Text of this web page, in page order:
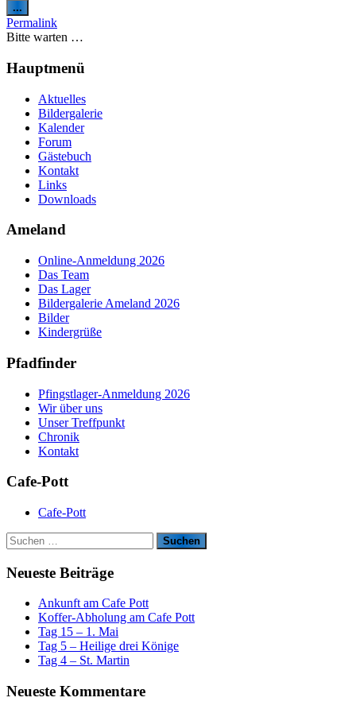
...
Metabox
ein-/ausblenden.
Permalink
Bitte warten …
Hauptmenü
Aktuelles
Bildergalerie
Kalender
Forum
Gästebuch
Kontakt
Links
Downloads
Ameland
Online-Anmeldung 2026
Das Team
Das Lager
Bildergalerie Ameland 2026
Bilder
Kindergrüße
Pfadfinder
Pfingstlager-Anmeldung 2026
Wir über uns
Unser Treffpunkt
Chronik
Kontakt
Cafe-Pott
Cafe-Pott
S
u
c
h
Neueste Beiträge
Ankunft am Cafe Pott
Koffer-Abholung am Cafe Pott
Tag 15 – 1. Mai
Tag 5 – Heilige drei Könige
Tag 4 – St. Martin
Neueste Kommentare